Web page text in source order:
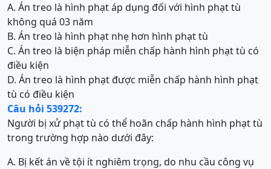
A. Án treo là hình phạt áp dụng đối với hình phạt tù
không quá 03 năm
B. Án treo là hình phạt nhẹ hơn hình phạt tù
C. Án treo là biện pháp miễn chấp hành hình phạt tù có
điều kiện
D. Án treo là hình phạt được miễn chấp hành hình phạt
tù có điều kiện
Câu hỏi 539272:
Người bị xử phạt tù có thể hoãn chấp hành hình phạt tù
trong trường hợp nào dưới đây:
A. Bị kết án về tội ít nghiêm trọng, do nhu cầu công vụ